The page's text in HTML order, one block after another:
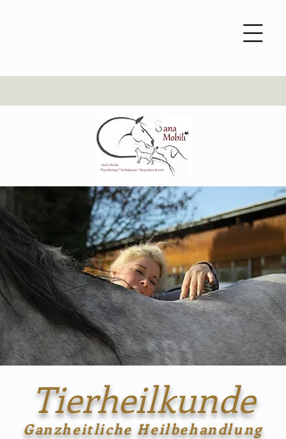
Tierheilkunde
Ganzheitliche Heilbehandlung